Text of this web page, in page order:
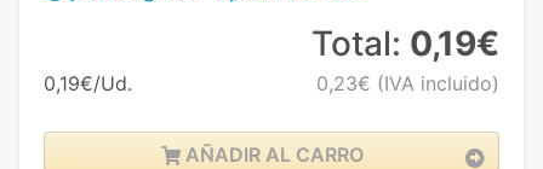
0,19€/Ud.
Total: 0,19€
0,23€ (IVA incluido)
AÑADIR AL CARRO